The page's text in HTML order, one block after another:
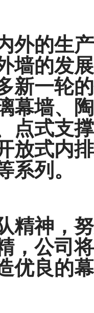
外的生
墙的发
新一轮
幕墙、
点式支
放式内
系列。
精神，
，公司
优良的